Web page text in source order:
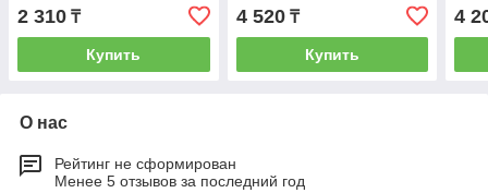
2 310 ₸
Купить
Россия Сибртех 63217
4 520₸
Купить
4
О нас
Рейтинг не сформирован
Менее 5 отзывов за последний год